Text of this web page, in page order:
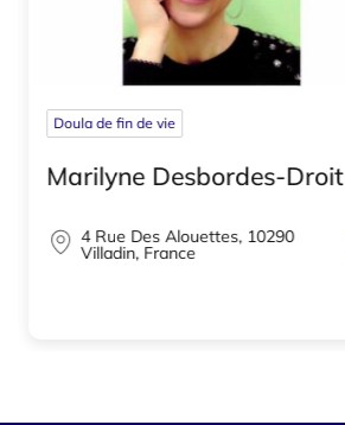
Doula de fin de vie
Marilyne Desbordes-Droit
4 Rue Des Alouettes, 10290
Villadin, France